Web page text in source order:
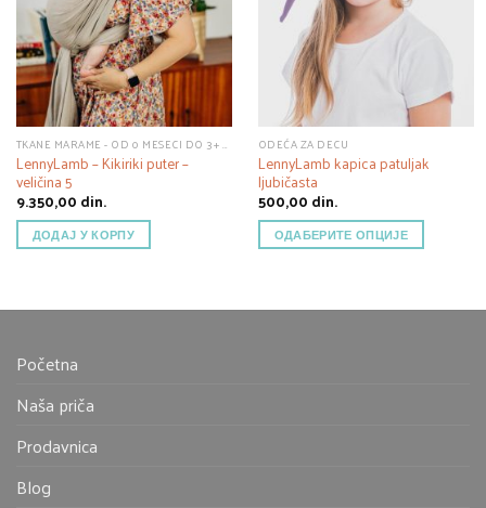
TKANE MARAME - OD 0 MESECI DO 3+ GODINE
LennyLamb – Kikiriki puter –
veličina 5
9.350,00 din.
ДОДАЈ У КОРПУ
ODEĆA ZA DECU
LennyLamb kapica patuljak
ljubičasta
500,00 din.
ОДАБЕРИТЕ ОПЦИЈЕ
Početna
Naša priča
Prodavnica
Blog